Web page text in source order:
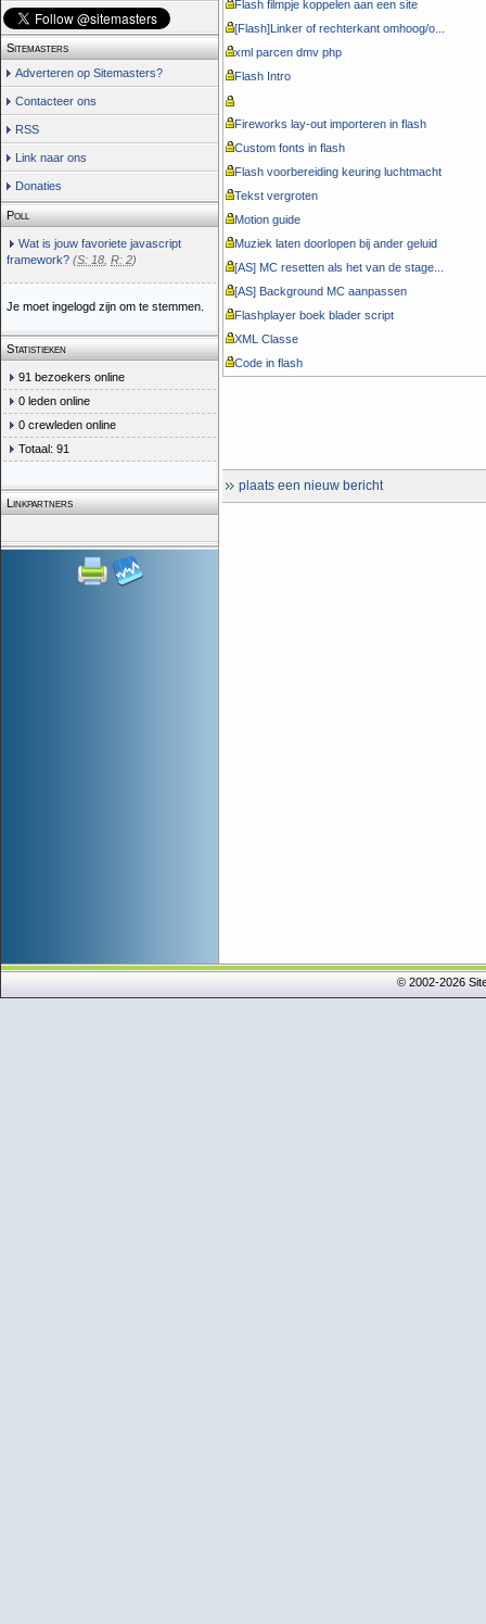
Sitemasters
Adverteren op Sitemasters?
Contacteer ons
RSS
Link naar ons
Donaties
Poll
Wat is jouw favoriete javascript
framework? (S: 18 R: 2)
Je moet ingelogd zijn om te stemmen.
Statistieken
91 bezoekers online
0 leden online
0 crewleden online
Totaal: 91
Linkpartners
Flash filmpje koppelen aan een site
[Flash]Linker of rechterkant omhoog/o...
xml parcen dmv php
Flash Intro
Fireworks lay-out importeren in flash
Custom fonts in flash
Flash voorbereiding keuring luchtmacht
Tekst vergroten
Motion guide
Muziek laten doorlopen bij ander geluid
[AS] MC resetten als het van de stage...
[AS] Background MC aanpassen
Flashplayer boek blader script
XML Classe
Code in flash
plaats een nieuw bericht
© 2002-2026